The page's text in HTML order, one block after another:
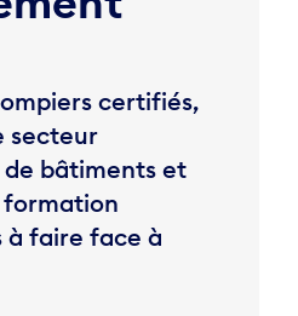
certifiés,
secteur
bâtiments et
formation
à faire face à